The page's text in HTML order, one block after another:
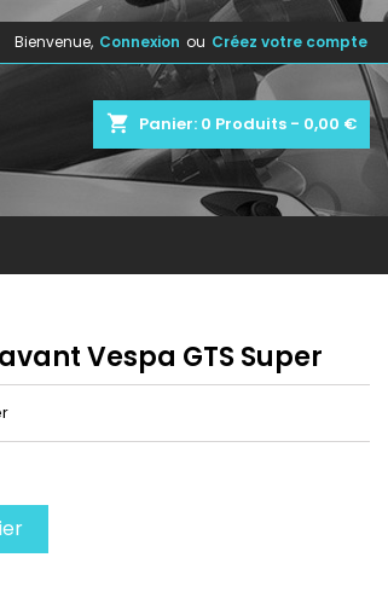
Bienvenue, Connexion ou Créez votre compte
shopping_cart Panier: 0 Produits - 0,00 €
Vespa GTS Super